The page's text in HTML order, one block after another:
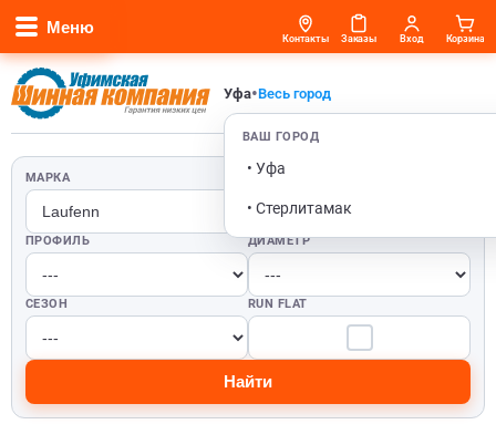
Меню
Уфа•Весь город
ВАШ ГОРОД
• Уфа
• Стерлитамак
Контакты Заказы Вход Корзина
МАРКА ШИРИНА
ПРОФИЛЬ ДИАМЕТР
СЕЗОН RUN FLAT
Найти